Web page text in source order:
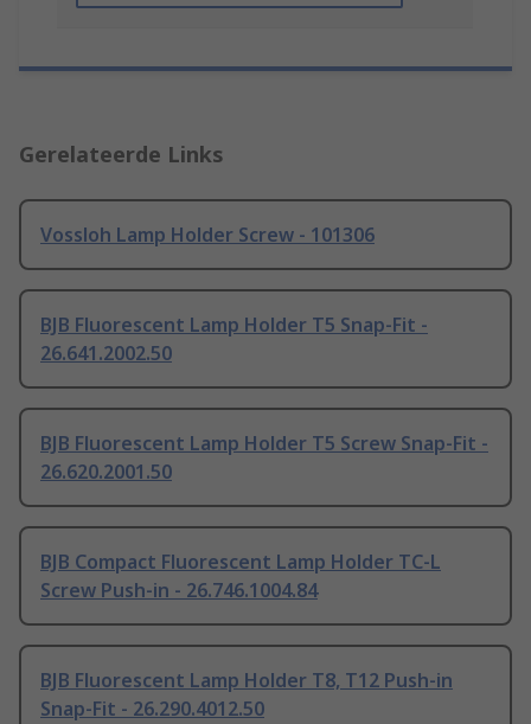
Gerelateerde Links
Vossloh Lamp Holder Screw - 101306
BJB Fluorescent Lamp Holder T5 Snap-Fit -
26.641.2002.50
BJB Fluorescent Lamp Holder T5 Screw Snap-Fit -
26.620.2001.50
BJB Compact Fluorescent Lamp Holder TC-L
Screw Push-in - 26.746.1004.84
BJB Fluorescent Lamp Holder T8, T12 Push-in
Snap-Fit - 26.290.4012.50